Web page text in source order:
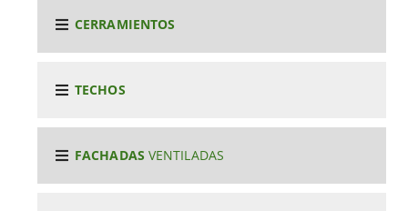
CERRAMIENTOS
TECHOS
FACHADAS VENTILADAS